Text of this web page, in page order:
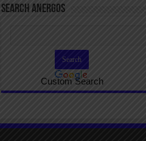
SEARCH ANERGOS
Custom Search